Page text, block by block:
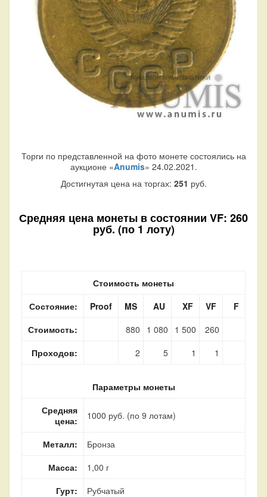
Торги по представленной на фото монете состоялись на
аукционе «Anumis» 24.02.2021.
Достигнутая цена на торгах: 251 руб.
Средняя цена монеты в состоянии VF: 260
руб. (по 1 лоту)
Стоимость монеты
Состояние:
Proof MS AU XF VF
F
Стоимость:
880 1 080 1 500
260
Проходов:
2 5 1 1
Параметры монеты
Средняя
цена:
1000 руб. (по 9 лотам)
Металл:
Бронза
Масса:
1,00 г
Гурт:
Рубчатый